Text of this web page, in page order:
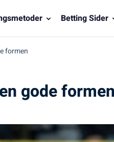
Betting Sider
formen
gode formen